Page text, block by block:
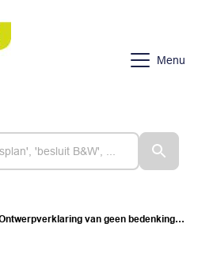
Menu
van geen bedenkingen Buitenplaats Beekhuizen